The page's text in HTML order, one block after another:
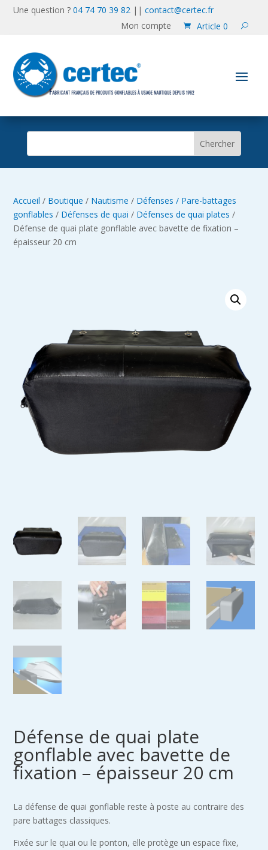
Une question ?04 74 70 39 82 ||contact@certec.fr
Mon compte
Article 0
Accueil / Boutique / Nautisme / Défenses / Pare-battages
gonflables / Défenses de quai / Défenses de quai plates /
Défense de quai plate gonflable avec bavette de fixation –
épaisseur 20 cm
Défense de quai plate
gonflable avec bavette de
fixation – épaisseur 20 cm
La défense de quai gonflable reste à poste au contraire des
pare battages classiques.
Fixée sur le quai ou le ponton, elle protège un espace fixe,